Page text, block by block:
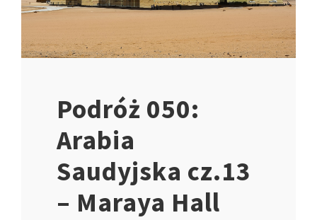
Podróż 050:
Arabia
Saudyjska cz.13
– Maraya Hall